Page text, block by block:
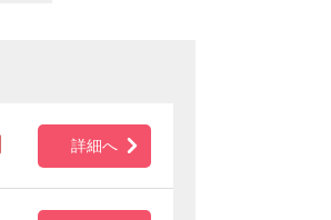
詳細へ